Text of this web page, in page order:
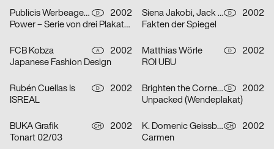
Publicis Werbeagentur GmbH D
2002
Power – Serie von drei Plakaten
Siena Jakobi, Jack Kraska, Niels Verhaag D
2002
Fakten der Spiegel
FCB Kobza A
2002
Japanese Fashion Design
Matthias Wörle D
2002
ROI UBU
Rubén Cuellas Is D
2002
ISREAL
Brighten the Corners Studio for Design D
2002
Unpacked (Wendeplakat)
BUKA Grafik CH
2002
Tonart 02/03
K. Domenic Geissbühler CH
2002
Carmen